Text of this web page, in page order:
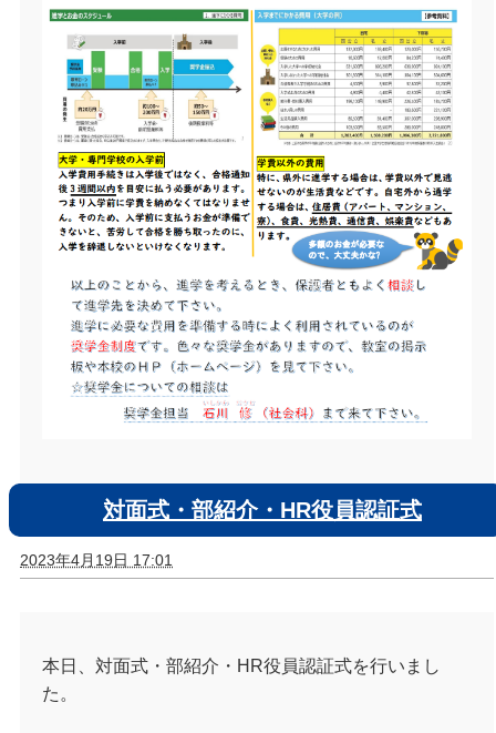
対面式・部紹介・HR役員認証式
2023年4月19日 17:01
本日、対面式・部紹介・HR役員認証式を行いまし
た。